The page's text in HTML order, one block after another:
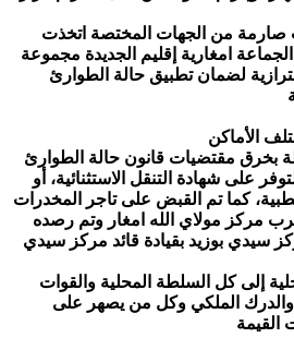
صارمة من الجهات المختصة اتخذت
امغارية إقليم الجديدة مجموعة
لضمان تطبيق حالة الطوارئ
الأماكن
بخرق مقتضيات قانون حالة الطوارئ
على شهادة التنقل الاستثنائية، أو
كما تم القبض على تاجر المخدرات
مركز مولاي الله امغار وتم رصده
بوزيد بقيادة قائد مركز سيدي
إلى كل السلطة المحلية والقوات
والدرك الملكي وكل من يصهر على
القيمة